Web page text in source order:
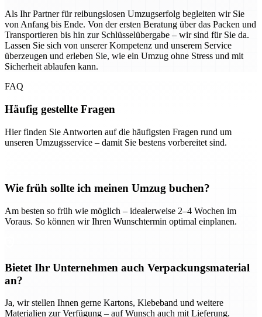
Als Ihr Partner für reibungslosen Umzugserfolg begleiten wir Sie
von Anfang bis Ende. Von der ersten Beratung über das Packen und
Transportieren bis hin zur Schlüsselübergabe – wir sind für Sie da.
Lassen Sie sich von unserer Kompetenz und unserem Service
überzeugen und erleben Sie, wie ein Umzug ohne Stress und mit
Sicherheit ablaufen kann.
FAQ
Häufig gestellte Fragen
Hier finden Sie Antworten auf die häufigsten Fragen rund um
unseren Umzugsservice – damit Sie bestens vorbereitet sind.
Wie früh sollte ich meinen Umzug buchen?
Am besten so früh wie möglich – idealerweise 2–4 Wochen im
Voraus. So können wir Ihren Wunschtermin optimal einplanen.
Bietet Ihr Unternehmen auch Verpackungsmaterial
an?
Ja, wir stellen Ihnen gerne Kartons, Klebeband und weitere
Materialien zur Verfügung – auf Wunsch auch mit Lieferung.